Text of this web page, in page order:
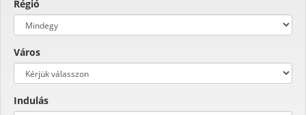
Régió
Város
Indulás